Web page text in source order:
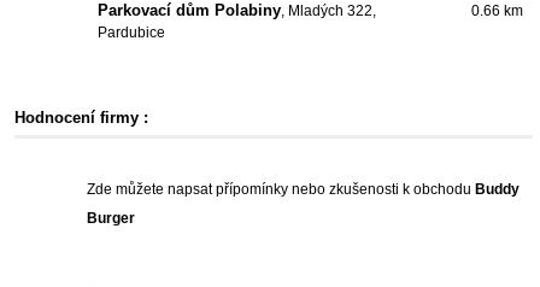
Parkovací dům Polabiny, Mladých 322,
Pardubice
0.66 km
Hodnocení firmy :
Zde můžete napsat přípomínky nebo zkušenosti k obchodu Buddy
Burger